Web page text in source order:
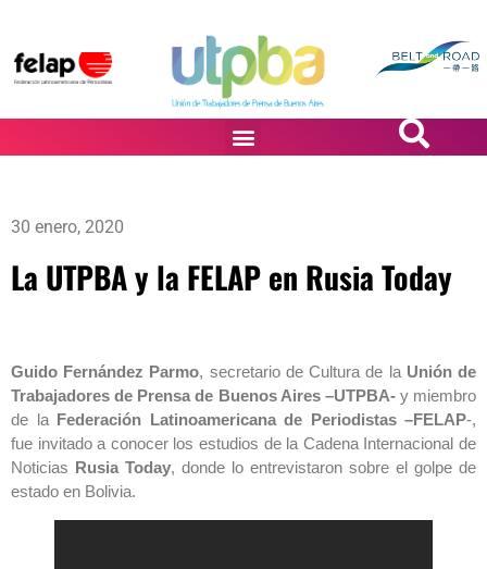
30 enero, 2020
La UTPBA y la FELAP en Rusia Today
Guido Fernández Parmo, secretario de Cultura de la Unión de
Trabajadores de Prensa de Buenos Aires –UTPBA- y miembro
de la Federación Latinoamericana de Periodistas –FELAP-,
fue invitado a conocer los estudios de la Cadena Internacional de
Noticias Rusia Today, donde lo entrevistaron sobre el golpe de
estado en Bolivia.